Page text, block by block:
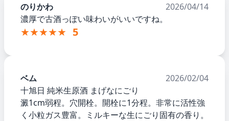
のりかわ
2026/04/14
濃厚で古酒っぽい味わいがいいですね。
★★★★★ 5
ベム
2026/02/04
十旭日 純米生原酒 まげなにごり
澱1cm弱程。穴開栓。開栓に1分程。非常に活性強
く小粒ガス豊富。ミルキーな生にごり固有の香り。